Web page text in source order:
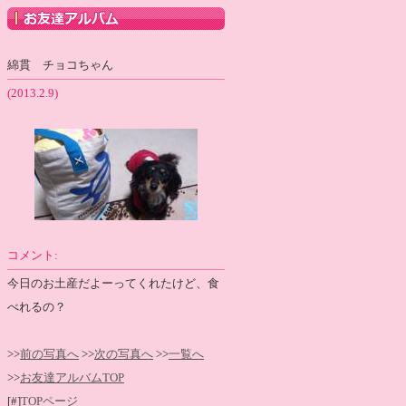
綿貫 チョコちゃん
(2013.2.9)
コメント:
今日のお土産だよーってくれたけど、食
べれるの？
>>前の写真へ >>次の写真へ >>一覧へ
>>お友達アルバムTOP
[#]TOPページ